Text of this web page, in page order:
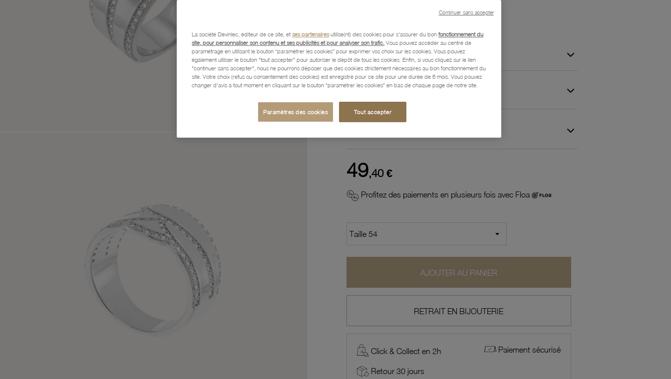
Description
Caractéristiques détaillées
49,40 €
Profitez des paiements en plusieurs fois avec Floa
AJOUTER AU PANIER
RETRAIT EN BIJOUTERIE
Click & Collect en 2h Paiement sécurisé
Retour 30 jours
La société Devinlec, éditeur de ce site, et ses partenairesutilise(nt) des cookies pour s'assurer du bon fonctionnement du
site, pour personnaliser son contenu et ses publicités et pour analyser son trafic. Vous pouvez accéder au centre de
paramétrage en utilisant le bouton “paramétrer les cookies” pour exprimer vos choix sur les cookies. Vous pouvez
également utiliser le bouton "tout accepter" pour autoriser le dépôt de tous les cookies. Enfin, si vous cliquez sur le lien
"continuer sans accepter", nous ne pourrons déposer que des cookies strictement nécessaires au bon fonctionnement du
site. Votre choix (refus ou consentement des cookies) est enregistré pour ce site pour une durée de 6 mois. Vous pouvez
changer d'avis à tout moment en cliquant sur le bouton "paramétrer les cookies" en bas de chaque page de notre site.
Paramètres des cookies Tout accepter
Continuer sans accepter